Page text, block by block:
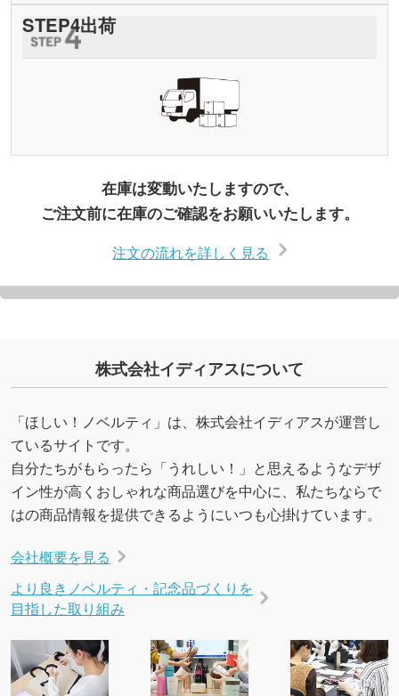
STEP4出荷
在庫は変動いたしますので、
ご注文前に在庫のご確認をお願いいたします。
注文の流れを詳しく見る
株式会社イディアスについて
「ほしい！ノベルティ」は、株式会社イディアスが運営し
ているサイトです。
自分たちがもらったら「うれしい！」と思えるようなデザ
イン性が高くおしゃれな商品選びを中心に、私たちならで
はの商品情報を提供できるようにいつも心掛けています。
会社概要を見る
より良きノベルティ・記念品づくりを
目指した取り組み